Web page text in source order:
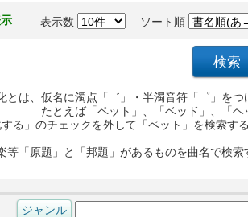
表示数 ソート順
とは、仮名に濁点「゛」・半濁音符「゜」を
たとえば「ペット」、「ベッド」、「
する」のチェックを外して「ペット」を検索
等「原題」と「邦題」があるものを曲名で検